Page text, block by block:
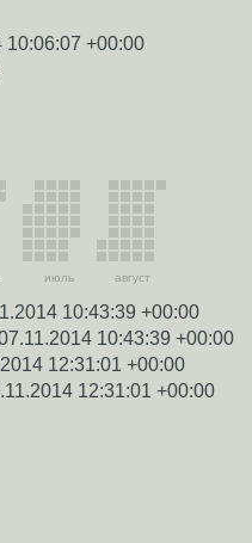
10:06:07 +00:00
июль август
10:43:39 +00:00
10:43:39 +00:00
12:31:01 +00:00
12:31:01 +00:00